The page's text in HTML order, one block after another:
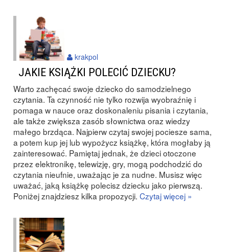
JAKIE KSIĄŻKI POLECIĆ DZIECKU?
Warto zachęcać swoje dziecko do samodzielnego
czytania. Ta czynność nie tylko rozwija wyobraźnię i
pomaga w nauce oraz doskonaleniu pisania i czytania,
ale także zwiększa zasób słownictwa oraz wiedzy
małego brzdąca. Najpierw czytaj swojej pociesze sama,
a potem kup jej lub wypożycz książkę, która mogłaby ją
zainteresować. Pamiętaj jednak, że dzieci otoczone
przez elektronikę, telewizję, gry, mogą podchodzić do
czytania nieufnie, uważając je za nudne. Musisz więc
uważać, jaką książkę polecisz dziecku jako pierwszą.
Poniżej znajdziesz kilka propozycji. Czytaj więcej »
krakpol